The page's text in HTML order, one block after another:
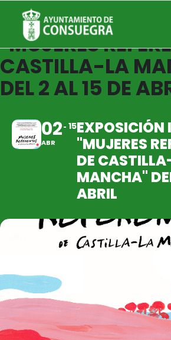
EXPOSICIÓN
"MUJERES
CASTILLA-LA
DEL 2 AL 15 DE
02
ABR
15EXPOSICIÓN
"MUJERES
DE
MANCHA"
ABRIL